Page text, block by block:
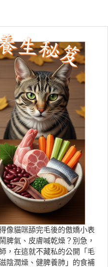
像貓咪舔完毛後的傲嬌小表
脾氣、皮膚喊乾燥？別急，
，在這就不藏私的公開「毛
陰潤燥、健脾養肺」的食補